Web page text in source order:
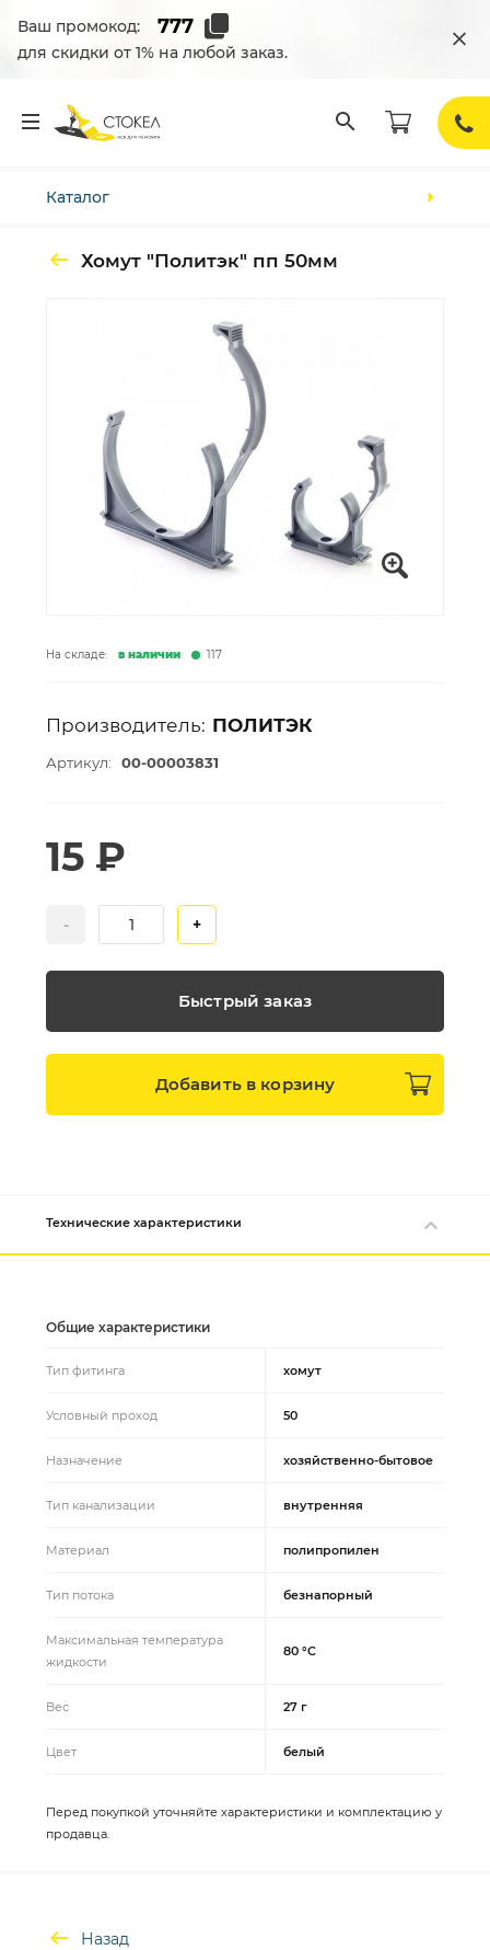
Ваш промокод:
для скидки от 1% на любой заказ.
Каталог
Хомут "Политэк" пп 50мм
На складе: в наличии 117
Производитель: ПОЛИТЭК
Артикул: 00-00003831
- +
15 ₽
Быстрый заказ
Добавить в корзину
Технические характеристики
Общие характеристики
Тип фитинга хомут
Условный проход 50
Назначение хозяйственно-бытовое
Тип канализации внутренняя
Материал полипропилен
Тип потока безнапорный
Максимальная температура
жидкости
80 °C
Вес 27 г
Цвет белый
Перед покупкой уточняйте характеристики и комплектацию у
продавца.
Назад